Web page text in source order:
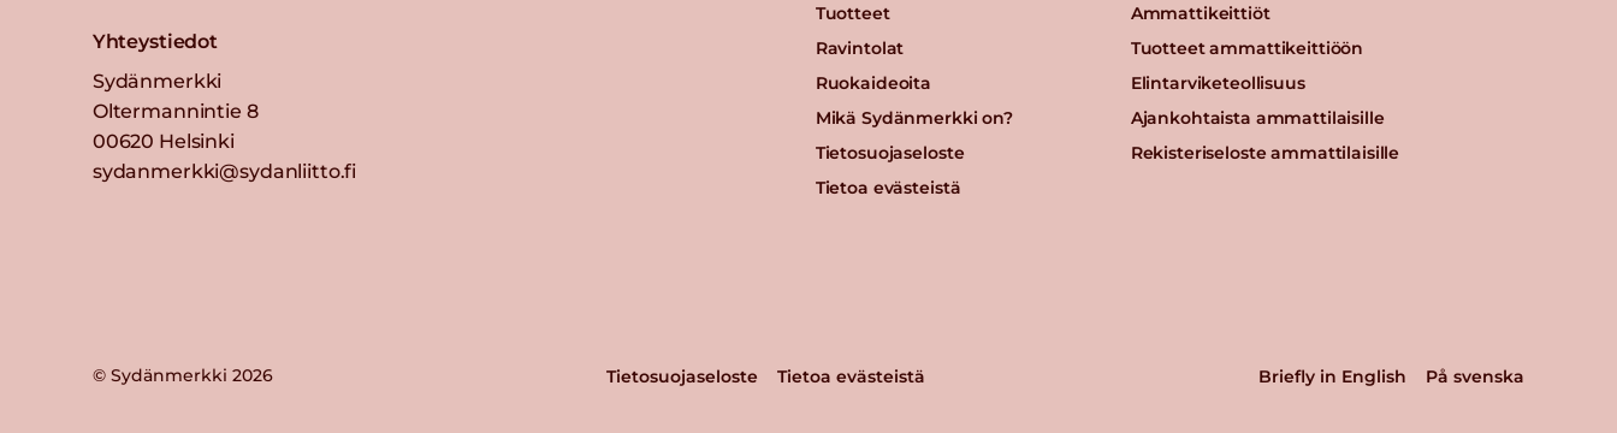
Yhteystiedot
Sydänmerkki
Oltermannintie 8
00620 Helsinki
sydanmerkki@sydanliitto.fi
Tuotteet
Ravintolat
Ruokaideoita
Mikä Sydänmerkki on?
Tietosuojaseloste
Tietoa evästeistä
Ammattikeittiöt
Tuotteet ammattikeittiöön
Elintarviketeollisuus
Ajankohtaista ammattilaisille
Rekisteriseloste ammattilaisille
© Sydänmerkki 2026 Tietosuojaseloste Tietoa evästeistä Briefly in English På svenska